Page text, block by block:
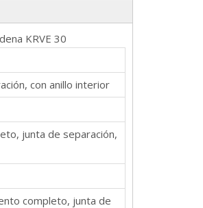
KRVE 30
con anillo interior
junta de separación,
completo, junta de